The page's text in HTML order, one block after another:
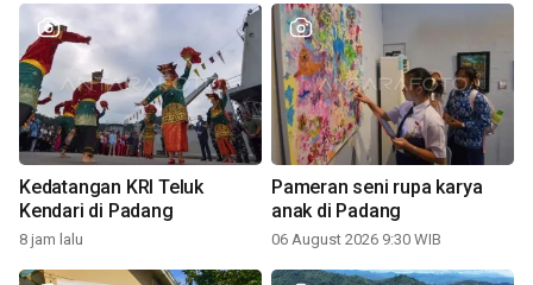
Kedatangan KRI Teluk
Kendari di Padang
8 jam lalu
Pameran seni rupa karya
anak di Padang
06 August 2026 9:30 WIB